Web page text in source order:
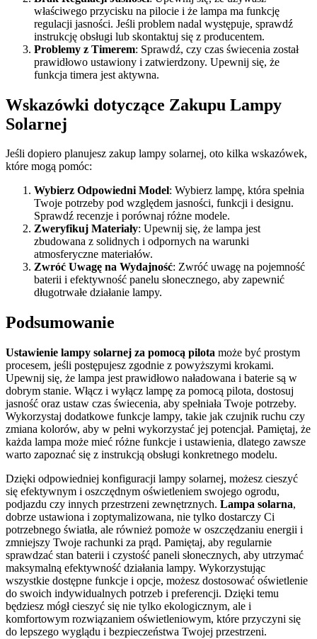
właściwego przycisku na pilocie i że lampa ma funkcję
regulacji jasności. Jeśli problem nadal występuje, sprawdź
instrukcję obsługi lub skontaktuj się z producentem.
Problemy z Timerem: Sprawdź, czy czas świecenia został
prawidłowo ustawiony i zatwierdzony. Upewnij się, że
funkcja timera jest aktywna.
Wskazówki dotyczące Zakupu Lampy
Solarnej
Jeśli dopiero planujesz zakup lampy solarnej, oto kilka wskazówek,
które mogą pomóc:
Wybierz Odpowiedni Model: Wybierz lampę, która spełnia
Twoje potrzeby pod względem jasności, funkcji i designu.
Sprawdź recenzje i porównaj różne modele.
Zweryfikuj Materiały: Upewnij się, że lampa jest
zbudowana z solidnych i odpornych na warunki
atmosferyczne materiałów.
Zwróć Uwagę na Wydajność: Zwróć uwagę na pojemność
baterii i efektywność panelu słonecznego, aby zapewnić
długotrwałe działanie lampy.
Podsumowanie
Ustawienie lampy solarnej za pomocą pilota może być prostym
procesem, jeśli postępujesz zgodnie z powyższymi krokami.
Upewnij się, że lampa jest prawidłowo naładowana i baterie są w
dobrym stanie. Włącz i wyłącz lampę za pomocą pilota, dostosuj
jasność oraz ustaw czas świecenia, aby spełniała Twoje potrzeby.
Wykorzystaj dodatkowe funkcje lampy, takie jak czujnik ruchu czy
zmiana kolorów, aby w pełni wykorzystać jej potencjał. Pamiętaj, że
każda lampa może mieć różne funkcje i ustawienia, dlatego zawsze
warto zapoznać się z instrukcją obsługi konkretnego modelu.
Dzięki odpowiedniej konfiguracji lampy solarnej, możesz cieszyć
się efektywnym i oszczędnym oświetleniem swojego ogrodu,
podjazdu czy innych przestrzeni zewnętrznych. Lampa solarna,
dobrze ustawiona i zoptymalizowana, nie tylko dostarczy Ci
potrzebnego światła, ale również pomoże w oszczędzaniu energii i
zmniejszy Twoje rachunki za prąd. Pamiętaj, aby regularnie
sprawdzać stan baterii i czystość paneli słonecznych, aby utrzymać
maksymalną efektywność działania lampy. Wykorzystując
wszystkie dostępne funkcje i opcje, możesz dostosować oświetlenie
do swoich indywidualnych potrzeb i preferencji. Dzięki temu
będziesz mógł cieszyć się nie tylko ekologicznym, ale i
komfortowym rozwiązaniem oświetleniowym, które przyczyni się
do lepszego wyglądu i bezpieczeństwa Twojej przestrzeni.